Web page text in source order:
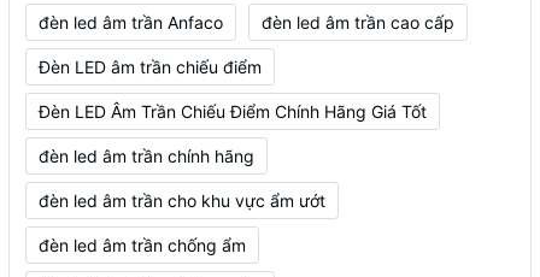
đèn led âm trần Anfaco đèn led âm trần cao cấp
Đèn LED âm trần chiếu điểm
Đèn LED Âm Trần Chiếu Điểm Chính Hãng Giá Tốt
đèn led âm trần chính hãng
đèn led âm trần cho khu vực ẩm ướt
đèn led âm trần chống ẩm